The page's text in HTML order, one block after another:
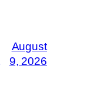
August
9, 2026